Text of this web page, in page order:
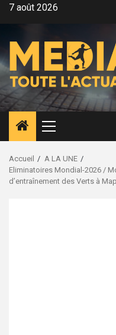
Aller7 août 2026
Menu
principal
Accueil
A LA UNE
Eliminatoires Mondial-2026 /
d’entraînement des Verts à